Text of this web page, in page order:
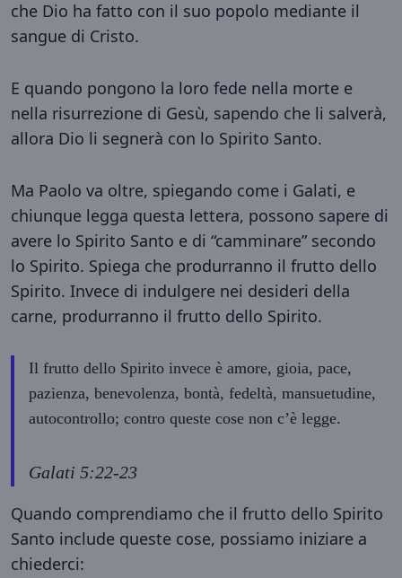
che Dio ha fatto con il suo popolo mediante il
sangue di Cristo.
E quando pongono la loro fede nella morte e
nella risurrezione di Gesù, sapendo che li salverà,
allora Dio li segnerà con lo Spirito Santo.
Ma Paolo va oltre, spiegando come i Galati, e
chiunque legga questa lettera, possono sapere di
avere lo Spirito Santo e di “camminare” secondo
lo Spirito. Spiega che produrranno il frutto dello
Spirito. Invece di indulgere nei desideri della
carne, produrranno il frutto dello Spirito.
Il frutto dello Spirito invece è amore, gioia, pace,
pazienza, benevolenza, bontà, fedeltà, mansuetudine,
autocontrollo; contro queste cose non c’è legge.
Galati 5:22-23
Quando comprendiamo che il frutto dello Spirito
Santo include queste cose, possiamo iniziare a
chiederci: